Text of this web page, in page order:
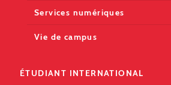
Services numériques
Vie de campus
ÉTUDIANT INTERNATIONAL